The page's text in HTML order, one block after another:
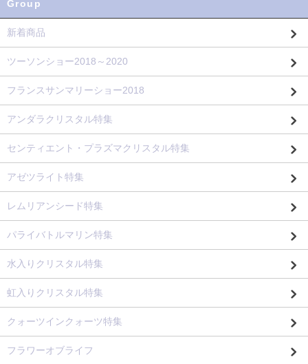
Group
新着商品
ツーソンショー2018～2020
フランスサンマリーショー2018
アンダラクリスタル特集
センティエント・プラズマクリスタル特集
アゼツライト特集
レムリアンシード特集
パライバトルマリン特集
水入りクリスタル特集
虹入りクリスタル特集
クォーツインクォーツ特集
フラワーオブライフ